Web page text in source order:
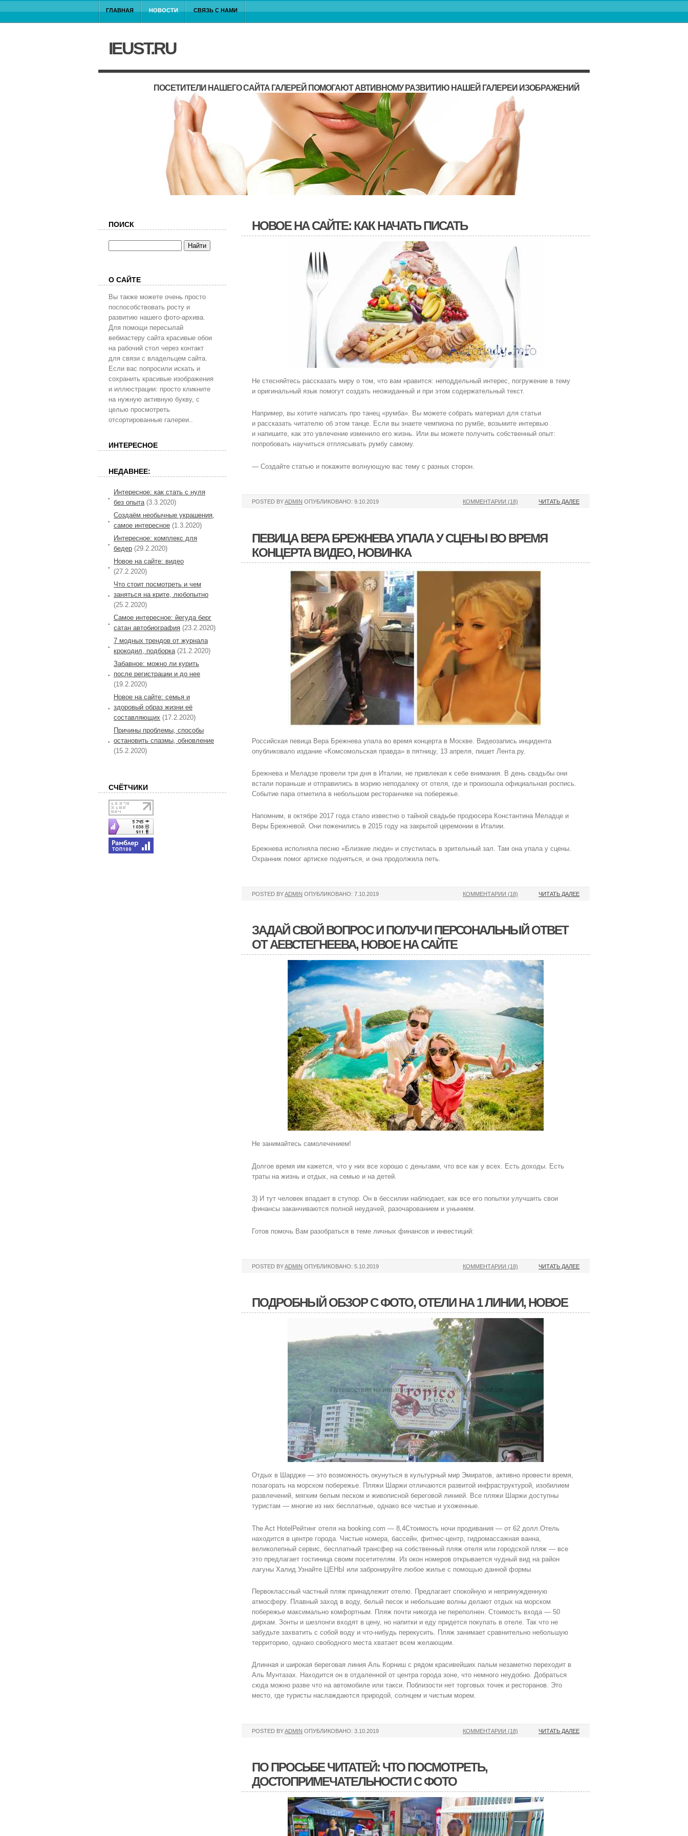
ГЛАВНАЯ НОВОСТИ СВЯЗЬ С НАМИ
IEUST.RU
ПОСЕТИТЕЛИ НАШЕГО САЙТА ГАЛЕРЕЙ ПОМОГАЮТ АВТИВНОМУ РАЗВИТИЮ НАШЕЙ ГАЛЕРЕИ ИЗОБРАЖЕНИЙ
НОВОЕ НА САЙТЕ: КАК НАЧАТЬ ПИСАТЬ
Не стесняйтесь рассказать миру о том, что вам нравится: неподдельный интерес, погружение в тему
и оригинальный язык помогут создать неожиданный и при этом содержательный текст.
Например, вы хотите написать про танец «румба». Вы можете собрать материал для статьи
и рассказать читателю об этом танце. Если вы знаете чемпиона по румбе, возьмите интервью
и напишите, как это увлечение изменило его жизнь. Или вы можете получить собственный опыт:
попробовать научиться отплясывать румбу самому.
— Создайте статью и покажите волнующую вас тему с разных сторон.
POSTED BYADMIN ОПУБЛИКОВАНО: 9.10.2019 ЧИТАТЬ ДАЛЕЕ
КОММЕНТАРИИ (18)
ПЕВИЦА ВЕРА БРЕЖНЕВА УПАЛА У СЦЕНЫ ВО ВРЕМЯ
КОНЦЕРТА ВИДЕО, НОВИНКА
Российская певица Вера Брежнева упала во время концерта в Москве. Видеозапись инцидента
опубликовало издание «Комсомольская правда» в пятницу, 13 апреля, пишет Лента.ру.
Брежнева и Меладзе провели три дня в Италии, не привлекая к себе внимания. В день свадьбы они
встали пораньше и отправились в мэрию неподалеку от отеля, где и произошла официальная роспись.
Событие пара отметила в небольшом ресторанчике на побережье.
Напомним, в октябре 2017 года стало известно о тайной свадьбе продюсера Константина Меладце и
Веры Брежневой. Они поженились в 2015 году на закрытой церемонии в Италии.
Брежнева исполняла песню «Близкие люди» и спустилась в зрительный зал. Там она упала у сцены.
Охранник помог артиске подняться, и она продолжила петь.
POSTED BYADMIN ОПУБЛИКОВАНО: 7.10.2019 ЧИТАТЬ ДАЛЕЕ
КОММЕНТАРИИ (18)
ЗАДАЙ СВОЙ ВОПРОС И ПОЛУЧИ ПЕРСОНАЛЬНЫЙ ОТВЕТ
ОТ АЕВСТЕГНЕЕВА, НОВОЕ НА САЙТЕ
Не занимайтесь самолечением!
Долгое время им кажется, что у них все хорошо с деньгами, что все как у всех. Есть доходы. Есть
траты на жизнь и отдых, на семью и на детей.
3) И тут человек впадает в ступор. Он в бессилии наблюдает, как все его попытки улучшить свои
финансы заканчиваются полной неудачей, разочарованием и унынием.
Готов помочь Вам разобраться в теме личных финансов и инвестиций:
POSTED BYADMIN ОПУБЛИКОВАНО: 5.10.2019 ЧИТАТЬ ДАЛЕЕ
КОММЕНТАРИИ (18)
ПОДРОБНЫЙ ОБЗОР С ФОТО, ОТЕЛИ НА 1 ЛИНИИ, НОВОЕ
Отдых в Шардже — это возможность окунуться в культурный мир Эмиратов, активно провести время,
позагорать на морском побережье. Пляжи Шаржи отличаются развитой инфраструктурой, изобилием
развлечений, мягким белым песком и живописной береговой линией. Все пляжи Шаржи доступны
туристам — многие из них бесплатные, однако все чистые и ухоженные.
The Act HotelРейтинг отеля на booking.com — 8,4Стоимость ночи продивания — от 62 долл.Отель
находится в центре города. Чистые номера, бассейн, фитнес-центр, гидромассажная ванна,
великолепный сервис, бесплатный трансфер на собственный пляж отеля или городской пляж — все
это предлагает гостиница своим посетителям. Из окон номеров открывается чудный вид на район
лагуны Халид.Узнайте ЦЕНЫ или забронируйте любое жилье с помощью данной формы
Первоклассный частный пляж принадлежит отелю. Предлагает спокойную и непринужденную
атмосферу. Плавный заход в воду, белый песок и небольшие волны делают отдых на морском
побережье максимально комфортным. Пляж почти никогда не переполнен. Стоимость входа — 50
дирхам. Зонты и шезлонги входят в цену, но напитки и еду придется покупать в отеле. Так что не
забудьте захватить с собой воду и что-нибудь перекусить. Пляж занимает сравнительно небольшую
территорию, однако свободного места хватает всем желающим.
Длинная и широкая береговая линия Аль Корниш с рядом красивейших пальм незаметно переходит в
Аль Мунтазах. Находится он в отдаленной от центра города зоне, что немного неудобно. Добраться
сюда можно разве что на автомобиле или такси. Поблизости нет торговых точек и ресторанов. Это
место, где туристы наслаждаются природой, солнцем и чистым морем.
POSTED BYADMIN ОПУБЛИКОВАНО: 3.10.2019 ЧИТАТЬ ДАЛЕЕ
КОММЕНТАРИИ (18)
ПО ПРОСЬБЕ ЧИТАТЕЙ: ЧТО ПОСМОТРЕТЬ,
ДОСТОПРИМЕЧАТЕЛЬНОСТИ С ФОТО
ПОИСК
О САЙТЕ
Вы также можете очень просто
поспособствовать росту и
развитию нашего фото-архива.
Для помощи пересылай
вебмастеру сайта красивые обои
на рабочий стол через контакт
для связи с владельцем сайта.
Если вас попросили искать и
сохранить красивые изображения
и иллюстрации: просто кликните
на нужную активную букву, с
целью просмотреть
отсортированные галереи..
ИНТЕРЕСНОЕ
НЕДАВНЕЕ:
Интересное: как стать с нуля
без опыта (3.3.2020)
Создаём необычные украшения,
самое интересное (1.3.2020)
Интересное: комплекс для
бедер (29.2.2020)
Новое на сайте: видео
(27.2.2020)
Что стоит посмотреть и чем
заняться на крите, любопытно
(25.2.2020)
Самое интересное: йегуда берг
сатан автобиография (23.2.2020)
7 модных трендов от журнала
крокодил, подборка (21.2.2020)
Забавное: можно ли курить
после регистрации и до нее
(19.2.2020)
Новое на сайте: семья и
здоровый образ жизни её
составляющих (17.2.2020)
Причины проблемы, способы
остановить спазмы, обновление
(15.2.2020)
СЧЁТЧИКИ